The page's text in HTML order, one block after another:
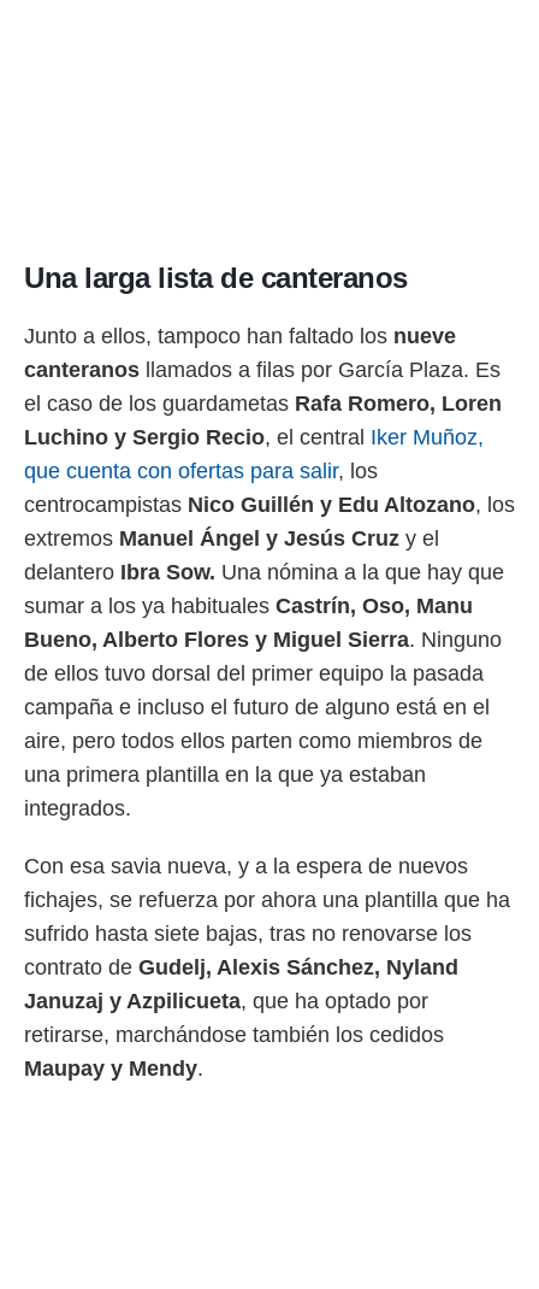
Una larga lista de canteranos
Junto a ellos, tampoco han faltado los nueve
canteranos
llamados a filas por García Plaza. Es
el caso de los guardametas Rafa Romero, Loren
Luchino y Sergio Recio, el central Iker Muñoz,
que cuenta con ofertas para salir, los
centrocampistas Nico Guillén y Edu Altozano, los
extremos Manuel Ángel y Jesús Cruz y el
delantero Ibra Sow. Una nómina a la que hay que
sumar a los ya habituales Castrín, Oso, Manu
Bueno, Alberto Flores y Miguel Sierra. Ninguno
de ellos tuvo dorsal del primer equipo la pasada
campaña e incluso el futuro de alguno está en el
aire, pero todos ellos parten como miembros de
una primera plantilla en la que ya estaban
integrados.
Con esa savia nueva, y a la espera de nuevos
fichajes, se refuerza por ahora una plantilla que ha
sufrido hasta siete bajas, tras no renovarse los
contrato de Gudelj, Alexis Sánchez, Nyland
Januzaj y Azpilicueta, que ha optado por
retirarse, marchándose también los cedidos
Maupay y Mendy.